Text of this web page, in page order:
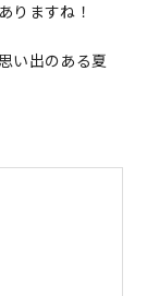
りますね！
い出のある夏